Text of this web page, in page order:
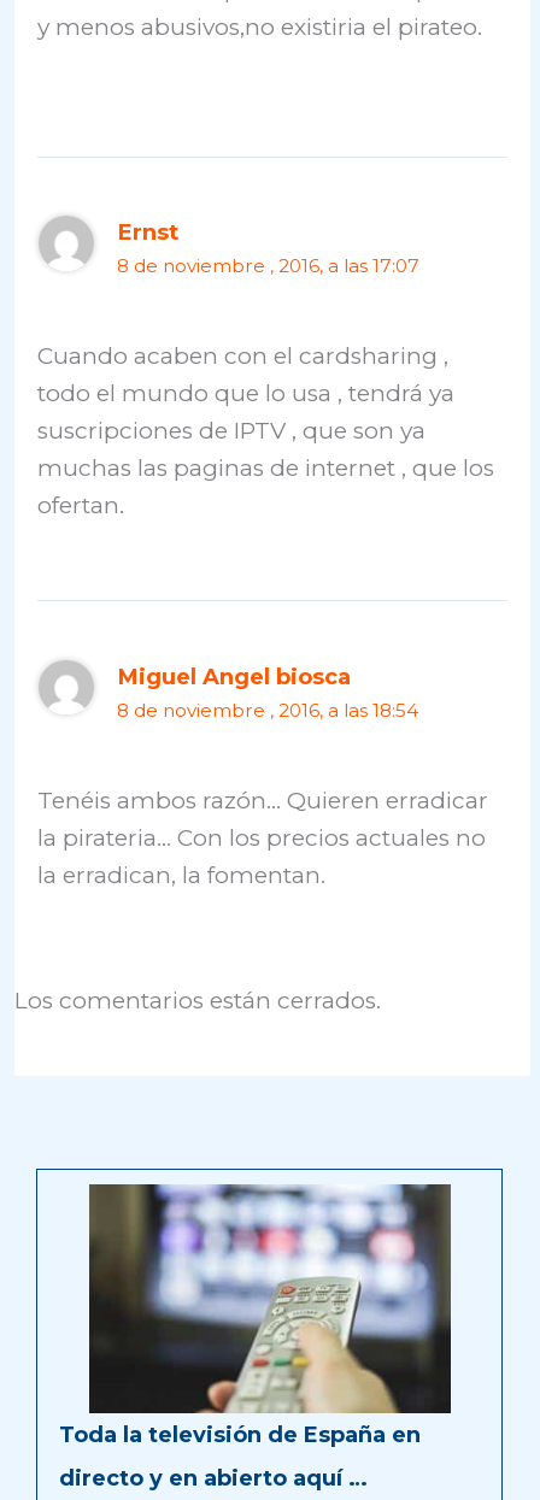
y menos abusivos,no existiria el pirateo.
Ernst
8 de noviembre , 2016, a las 17:07
Cuando acaben con el cardsharing ,
todo el mundo que lo usa , tendrá ya
suscripciones de IPTV , que son ya
muchas las paginas de internet , que los
ofertan.
Miguel Angel biosca
8 de noviembre , 2016, a las 18:54
Tenéis ambos razón… Quieren erradicar
la pirateria… Con los precios actuales no
la erradican, la fomentan.
Los comentarios están cerrados.
Toda la televisión de España en
directo y en abierto aquí …